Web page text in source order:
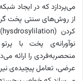
از روش‌های سنتی پخت
نوآورانه‌ی پخت با
منحصربه‌فردی را ارائه
عرضی، تعامل پیچیده‌ی